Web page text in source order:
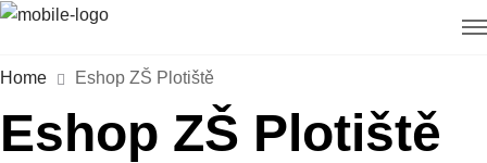
Home Eshop ZŠ Plotiště
Eshop ZŠ Plotiště